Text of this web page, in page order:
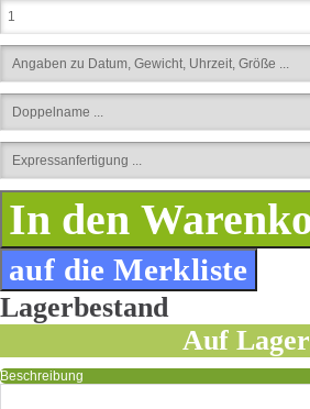
Lagerbestand
Auf Lager
Beschreibung